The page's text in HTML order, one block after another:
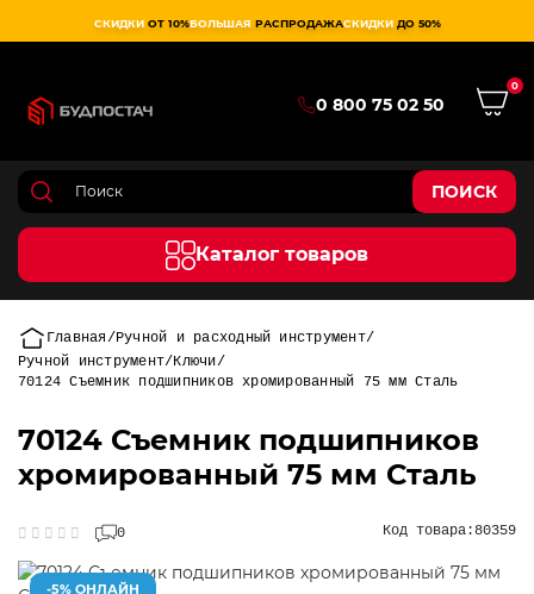
СКИДКИ ОТ 10%БОЛЬШАЯ РАСПРОДАЖАСКИДКИ ДО 50%
0 800 75 02 50
0
ПОИСК
Каталог товаров
Главная
Ручной и расходный инструмент
Ручной инструмент Ключи
70124 Съемник подшипников хромированный 75 мм Сталь
70124 Съемник подшипников
хромированный 75 мм Сталь
0 Код товара:80359
-5% ОНЛАЙН